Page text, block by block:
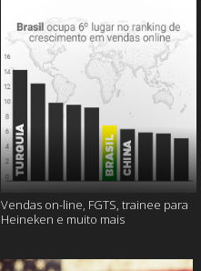
Vendas on-line, FGTS, trainee para
Heineken e muito mais